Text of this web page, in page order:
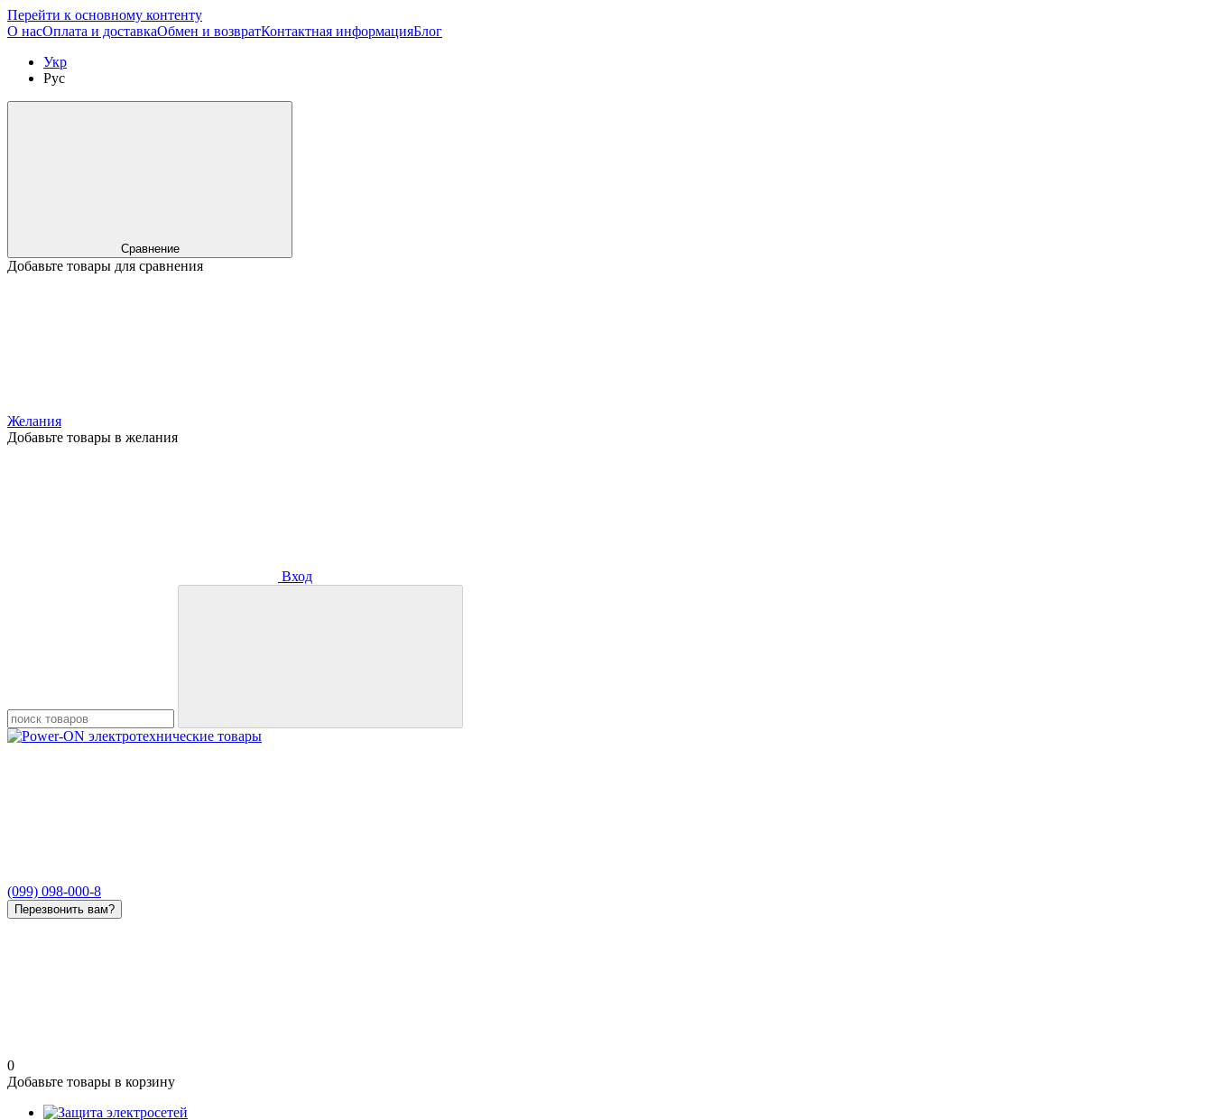
Перейти к основному контенту
О насОплата и доставкаОбмен и возвратКонтактная информацияБлог
Укр
Рус
Сравнение
Добавьте товары для сравнения
Желания
Добавьте товары в желания
Вход
(099) 098-000-8
Перезвонить вам?
0
Добавьте товары в корзину